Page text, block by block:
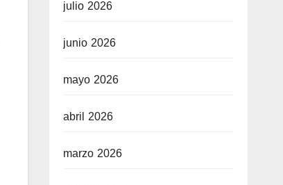
julio 2026
junio 2026
mayo 2026
abril 2026
marzo 2026